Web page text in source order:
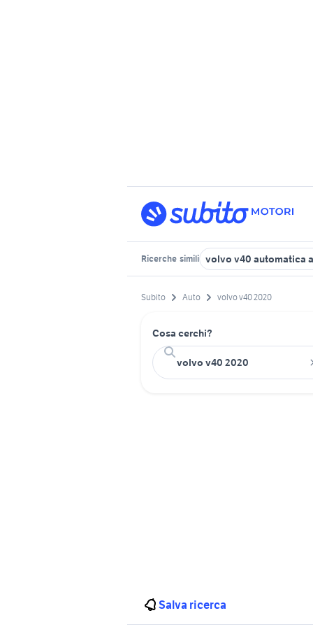
Ricerche simili volvo v40 automatica
Subito Auto volvo v40 2020
Cosa cerchi?
Salva ricerca